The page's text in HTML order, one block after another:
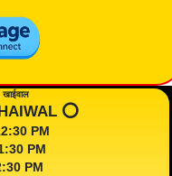
⭕️
PM
PM
PM